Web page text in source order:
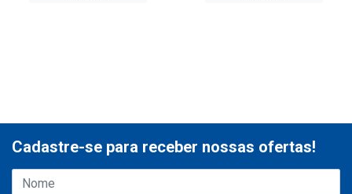
Cadastre-se para receber nossas ofertas!